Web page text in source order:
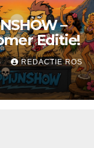
–
Editie!
REDACTIE ROS